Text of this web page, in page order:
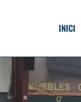
INICI